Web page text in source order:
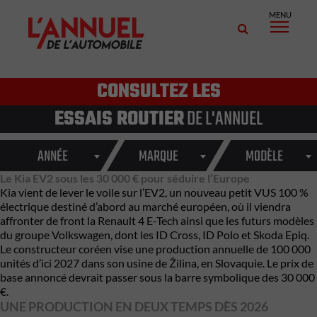
MENU
CONSULTEZ LES
ESSAIS ROUTIERDE L'ANNUEL
ANNÉE MARQUE MODÈLE
Le Kia EV2 sous les 30 000 € pour séduire l’Europe
Kia vient de lever le voile sur l’EV2, un nouveau petit VUS 100 %
électrique destiné d’abord au marché européen, où il viendra
affronter de front la Renault 4 E-Tech ainsi que les futurs modèles
du groupe Volkswagen, dont les ID Cross, ID Polo et Skoda Epiq.
Le constructeur coréen vise une production annuelle de 100 000
unités d’ici 2027 dans son usine de Žilina, en Slovaquie. Le prix de
base annoncé devrait passer sous la barre symbolique des 30 000
€.
UNE PRODUCTION EN DEUX TEMPS DÈS 2026